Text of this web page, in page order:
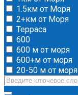
1.5км от Моря
2+км от Моря
Терраса
600
600 м от моря
600+м от моря
20-50 м от моря